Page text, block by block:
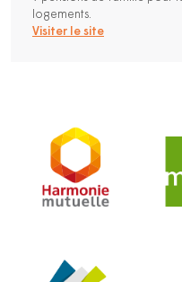
logements.
Visiter le site